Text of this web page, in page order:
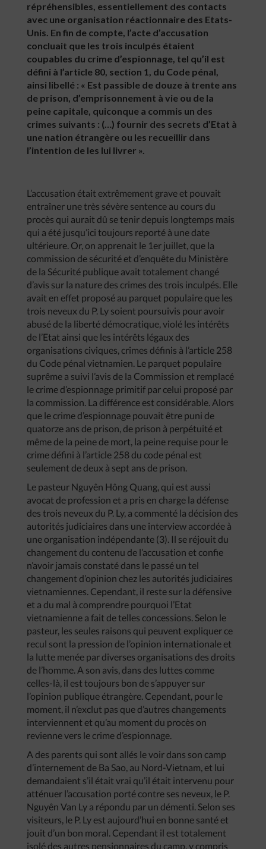
répréhensibles, essentiellement des contacts
avec une organisation réactionnaire des Etats-
Unis. En fin de compte, l’acte d’accusation
concluait que les trois inculpés étaient
coupables du crime d’espionnage, tel qu’il est
défini à l’article 80, section 1, du Code pénal,
ainsi libellé : « Est passible de douze à trente ans
de prison, d’emprisonnement à vie ou de la
peine capitale, quiconque a commis un des
crimes suivants : (…) fournir des secrets d’Etat à
une nation étrangère ou les recueillir dans
l’intention de les lui livrer ».
L’accusation était extrêmement grave et pouvait
entraîner une très sévère sentence au cours du
procès qui aurait dû se tenir depuis longtemps mais
qui a été jusqu’ici toujours reporté à une date
ultérieure. Or, on apprenait le 1er juillet, que la
commission de sécurité et d’enquête du Ministère
de la Sécurité publique avait totalement changé
d’avis sur la nature des crimes des trois inculpés. Elle
avait en effet proposé au parquet populaire que les
trois neveux du P. Ly soient poursuivis pour avoir
abusé de la liberté démocratique, violé les intérêts
de l’Etat ainsi que les intérêts légaux des
organisations civiques, crimes définis à l’article 258
du Code pénal vietnamien. Le parquet populaire
suprême a suivi l’avis de la Commission et remplacé
le crime d’espionnage primitif par celui proposé par
la commission. La différence est considérable. Alors
que le crime d’espionnage pouvait être puni de
quatorze ans de prison, de prison à perpétuité et
même de la peine de mort, la peine requise pour le
crime défini à l’article 258 du code pénal est
seulement de deux à sept ans de prison.
Le pasteur Nguyên Hông Quang, qui est aussi
avocat de profession et a pris en charge la défense
des trois neveux du P. Ly, a commenté la décision des
autorités judiciaires dans une interview accordée à
une organisation indépendante (3). Il se réjouit du
changement du contenu de l’accusation et confie
n’avoir jamais constaté dans le passé un tel
changement d’opinion chez les autorités judiciaires
vietnamiennes. Cependant, il reste sur la défensive
et a du mal à comprendre pourquoi l’Etat
vietnamienne a fait de telles concessions. Selon le
pasteur, les seules raisons qui peuvent expliquer ce
recul sont la pression de l’opinion internationale et
la lutte menée par diverses organisations des droits
de l’homme. A son avis, dans des luttes comme
celles-là, il est toujours bon de s’appuyer sur
l’opinion publique étrangère. Cependant, pour le
moment, il n’exclut pas que d’autres changements
interviennent et qu’au moment du procès on
revienne vers le crime d’espionnage.
A des parents qui sont allés le voir dans son camp
d’internement de Ba Sao, au Nord-Vietnam, et lui
demandaient s’il était vrai qu’il était intervenu pour
atténuer l’accusation porté contre ses neveux, le P.
Nguyên Van Ly a répondu par un démenti. Selon ses
visiteurs, le P. Ly est aujourd’hui en bonne santé et
jouit d’un bon moral. Cependant il est totalement
isolé des autres pensionnaires du camp, y compris